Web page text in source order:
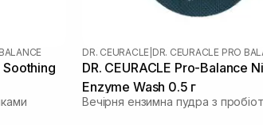
Soothing
DR. CEURACLE DR. CEURACLE PRO
DR. CEURACLE Pro-Balance
Enzyme Wash 0.5 г
Вечірня ензимна пудра з